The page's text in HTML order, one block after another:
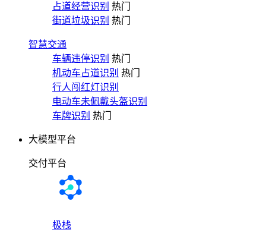
占道经营识别 热门
街道垃圾识别 热门
智慧交通
车辆违停识别 热门
机动车占道识别 热门
行人闯红灯识别
电动车未佩戴头盔识别
车牌识别 热门
大模型平台
交付平台
极栈